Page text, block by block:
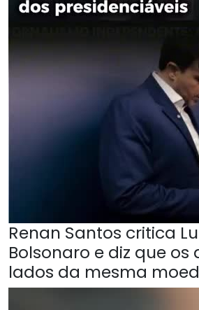
Renan Santos critica
Bolsonaro e diz que os
lados da mesma